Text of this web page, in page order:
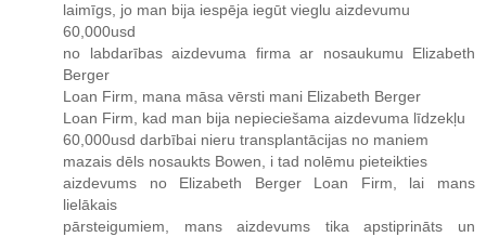
laimīgs, jo man bija iespēja iegūt vieglu aizdevumu
60,000usd
no labdarības aizdevuma firma ar nosaukumu Elizabeth
Berger
Loan Firm, mana māsa vērsti mani Elizabeth Berger
Loan Firm, kad man bija nepieciešama aizdevuma līdzekļu
60,000usd darbībai nieru transplantācijas no maniem
mazais dēls nosaukts Bowen, i tad nolēmu pieteikties
aizdevums no Elizabeth Berger Loan Firm, lai mans
lielākais
pārsteigumiem, mans aizdevums tika apstiprināts un